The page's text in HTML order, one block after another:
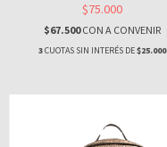
$75.000
$67.500CON A CONVENIR
3CUOTAS SIN INTERÉS DE$25.000